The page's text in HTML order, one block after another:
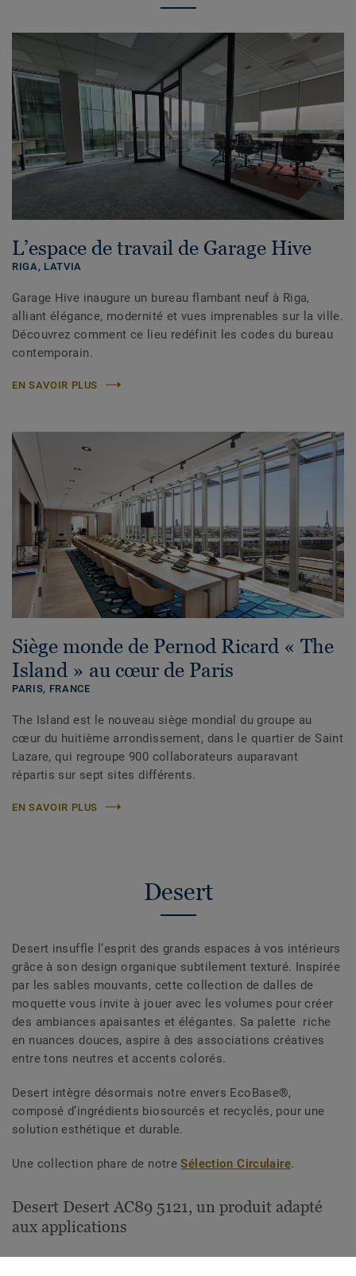
L’espace de travail de Garage Hive
RIGA, LATVIA
Garage Hive inaugure un bureau flambant neuf à Riga,
alliant élégance, modernité et vues imprenables sur la ville.
Découvrez comment ce lieu redéfinit les codes du bureau
contemporain.
EN SAVOIR PLUS
Siège monde de Pernod Ricard « The
Island » au cœur de Paris
PARIS, FRANCE
The Island est le nouveau siège mondial du groupe au
cœur du huitième arrondissement, dans le quartier de Saint
Lazare, qui regroupe 900 collaborateurs auparavant
répartis sur sept sites différents.
EN SAVOIR PLUS
Desert
Desert insuffle l’esprit des grands espaces à vos intérieurs
grâce à son design organique subtilement texturé. Inspirée
par les sables mouvants, cette collection de dalles de
moquette vous invite à jouer avec les volumes pour créer
des ambiances apaisantes et élégantes. Sa palette riche
en nuances douces, aspire à des associations créatives
entre tons neutres et accents colorés.
Desert intègre désormais notre envers EcoBase®,
composé d’ingrédients biosourcés et recyclés, pour une
solution esthétique et durable.
Une collection phare de notreSélection Circulaire.
Desert Desert AC89 5121, un produit adapté
aux applications